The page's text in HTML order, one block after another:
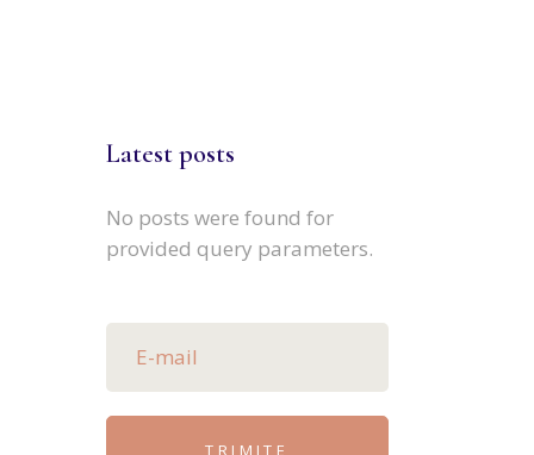
Latest posts
No posts were found for
provided query parameters.
TRIMITE